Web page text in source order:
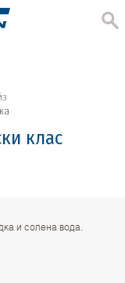
клас
и солена вода.